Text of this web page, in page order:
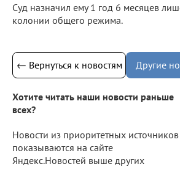
Суд назначил ему 1 год 6 месяцев
колонии общего режима.
← Вернуться к новостям Другие
Хотите читать наши новости раньше
всех?
Новости из приоритетных источников
показываются на сайте
Яндекс.Новостей выше других